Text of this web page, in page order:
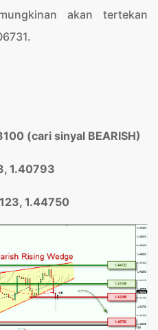
akan tertekan
(cari sinyal BEARISH)
1.40793
1.44750